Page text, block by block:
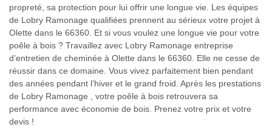
propreté, sa protection pour lui offrir une longue vie. Les équipes
de Lobry Ramonage qualifiées prennent au sérieux votre projet à
Olette dans le 66360. Et si vous voulez une longue vie pour votre
poêle à bois ? Travaillez avec Lobry Ramonage entreprise
d’entretien de cheminée à Olette dans le 66360. Elle ne cesse de
réussir dans ce domaine. Vous vivez parfaitement bien pendant
des années pendant l’hiver et le grand froid. Après les prestations
de Lobry Ramonage , votre poêle à bois retrouvera sa
performance avec économie de bois. Prenez votre prix et votre
devis !